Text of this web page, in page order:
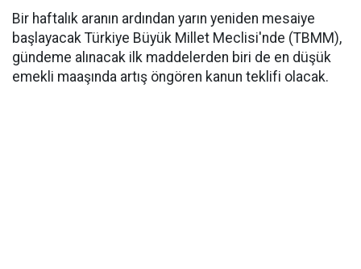
Bir haftalık aranın ardından yarın yeniden mesaiye
başlayacak Türkiye Büyük Millet Meclisi'nde (TBMM),
gündeme alınacak ilk maddelerden biri de en düşük
emekli maaşında artış öngören kanun teklifi olacak.